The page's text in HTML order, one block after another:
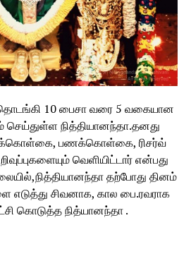
10 பைசா வரை 5 வகையான
நித்தியானந்தா.தனது
பணக்கொள்கை, ரிசர்வ்
வெளியிட்டார் என்பது
தற்போது தினம்
எடுத்து சிவனாக, கால பை.ரவராக
கொடுத்த நித்யானந்தா .